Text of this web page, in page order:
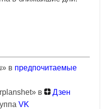
в предпочитаемые
в
Дзен
VK